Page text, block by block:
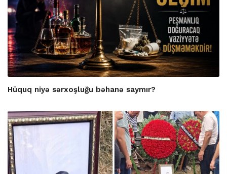
Hüquq niyə sərxoşluğu bəhanə saymır?